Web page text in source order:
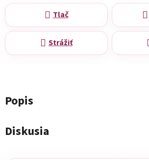
Tlač
Strážiť
Popis
Diskusia